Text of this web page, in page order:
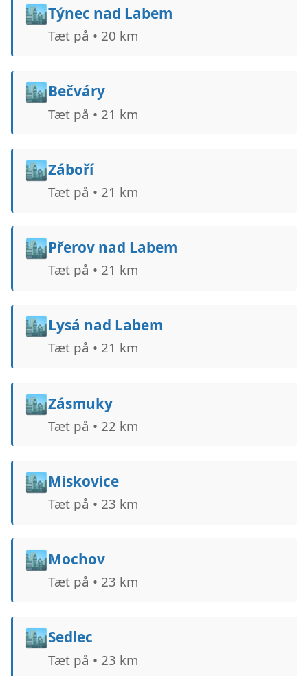
🏙️Týnec nad Labem
Tæt på • 20 km
🏙️Bečváry
Tæt på • 21 km
🏙️Záboří
Tæt på • 21 km
🏙️Přerov nad Labem
Tæt på • 21 km
🏙️Lysá nad Labem
Tæt på • 21 km
🏙️Zásmuky
Tæt på • 22 km
🏙️Miskovice
Tæt på • 23 km
🏙️Mochov
Tæt på • 23 km
🏙️Sedlec
Tæt på • 23 km